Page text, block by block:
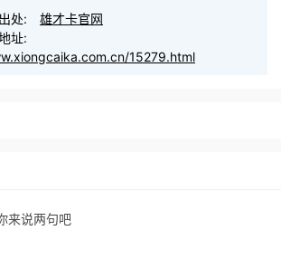
处:
雄才卡官网
址:
15279.html
来说两句吧